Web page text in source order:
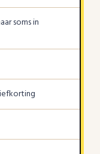
soms in